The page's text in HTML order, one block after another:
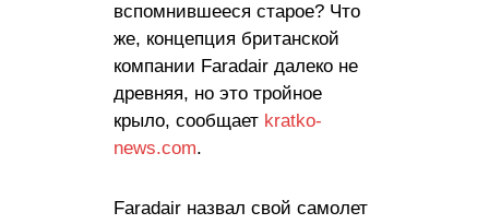
вспомнившееся старое? Что
же, концепция британской
компании Faradair далеко не
древняя, но это тройное
крыло, сообщает kratko-
news.com.
Faradair назвал свой самолет